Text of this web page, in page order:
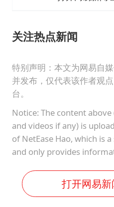
关注热点新闻
特别声明：本文为网易自
并发布，仅代表该作者观
台。
Notice: The content
and videos if any) is
of NetEase Hao, which is
and only provides
打开网易